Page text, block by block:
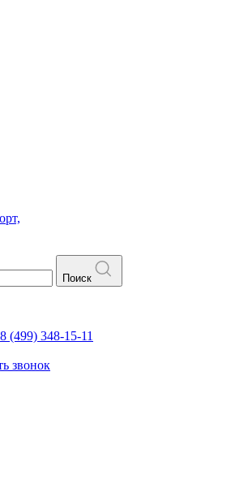
Поиск
8 (499) 348-15-11
звонок